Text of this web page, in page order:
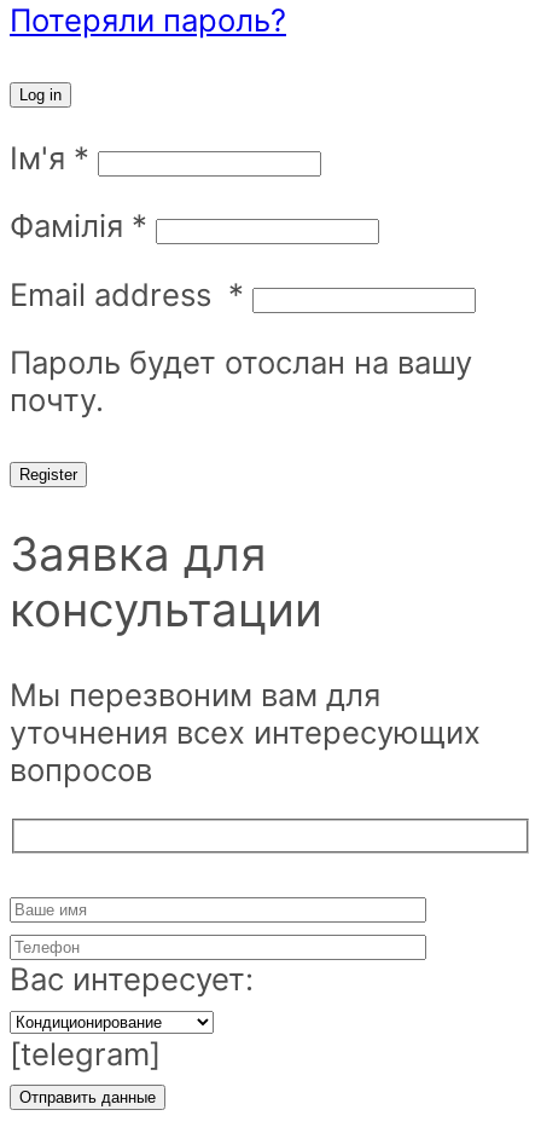
Потеряли пароль?
Log in
Ім'я *
Фамілія *
Email address *
Пароль будет отослан на вашу
почту.
Register
Заявка для
консультации
Мы перезвоним вам для
уточнения всех интересующих
вопросов
Вас интересует:
[telegram]